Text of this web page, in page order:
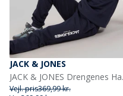
JACK & JONES
JACK
Vejl. pris369,99 kr.